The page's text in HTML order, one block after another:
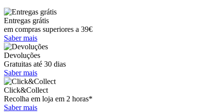
Entregas grátis
em compras superiores a 39€
Saber mais
Devoluções
Gratuitas até 30 dias
Saber mais
Click&Collect
Recolha em loja em 2 horas*
Saber mais